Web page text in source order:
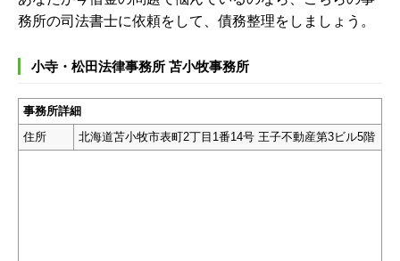
務所の司法書士に依頼をして、債務整理をしましょう。
小寺・松田法律事務所 苫小牧事務所
事務所詳細
住所
北海道苫小牧市表町2丁目1番14号 王子不動産第3ビル5階